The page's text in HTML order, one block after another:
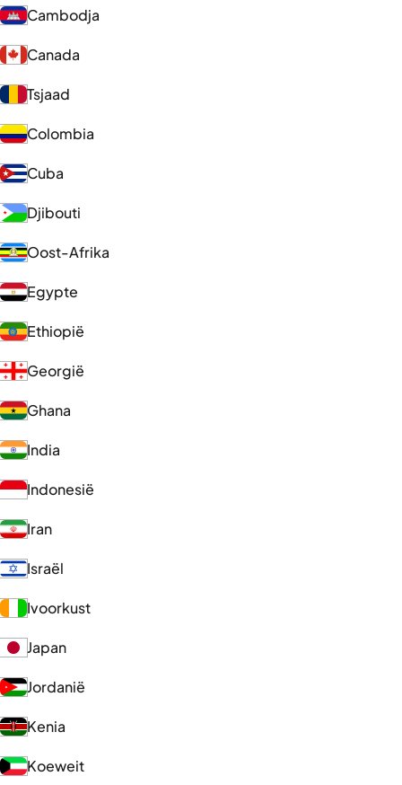
Cambodja
Canada
Tsjaad
Colombia
Cuba
Djibouti
Oost-Afrika
Egypte
Ethiopië
Georgië
Ghana
India
Indonesië
Iran
Israël
Ivoorkust
Japan
Jordanië
Kenia
Koeweit